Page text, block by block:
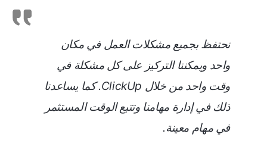
نحتفظ بجميع مشكلات العمل في مكان
واحد ويمكننا التركيز على كل مشكلة في
وقت واحد من خلال ClickUp. كما يساعدنا
ذلك في إدارة مهامنا وتتبع الوقت المستثمر
في مهام معينة.